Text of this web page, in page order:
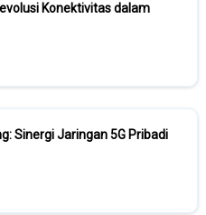
Konektivitas dalam
Sinergi Jaringan 5G Pribadi